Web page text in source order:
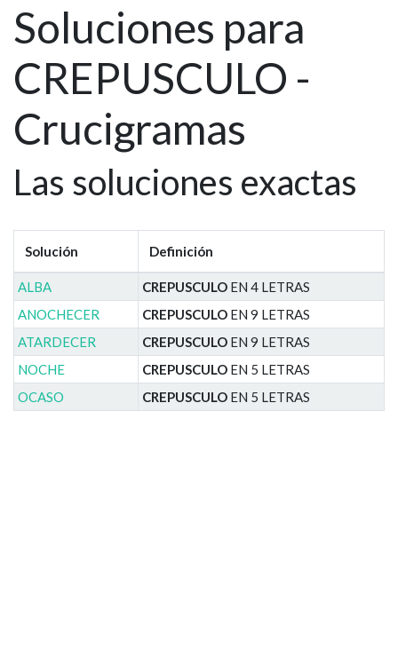
Soluciones para
CREPUSCULO -
Crucigramas
Las soluciones exactas
Solución Definición
ALBA CREPUSCULO EN 4 LETRAS
ANOCHECER
CREPUSCULO EN 9 LETRAS
ATARDECER
CREPUSCULO EN 9 LETRAS
NOCHE
CREPUSCULO EN 5 LETRAS
OCASO
CREPUSCULO EN 5 LETRAS